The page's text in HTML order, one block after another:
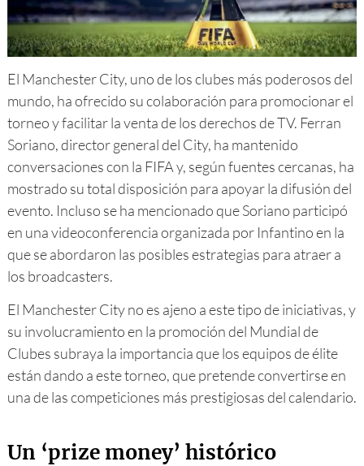
El Manchester City, uno de los clubes más poderosos del
mundo, ha ofrecido su colaboración para promocionar el
torneo y facilitar la venta de los derechos de TV. Ferran
Soriano, director general del City, ha mantenido
conversaciones con la FIFA y, según fuentes cercanas, ha
mostrado su total disposición para apoyar la difusión del
evento. Incluso se ha mencionado que Soriano participó
en una videoconferencia organizada por Infantino en la
que se abordaron las posibles estrategias para atraer a
los broadcasters.
El Manchester City no es ajeno a este tipo de iniciativas, y
su involucramiento en la promoción del Mundial de
Clubes subraya la importancia que los equipos de élite
están dando a este torneo, que pretende convertirse en
una de las competiciones más prestigiosas del calendario.
Un ‘prize money’ histórico